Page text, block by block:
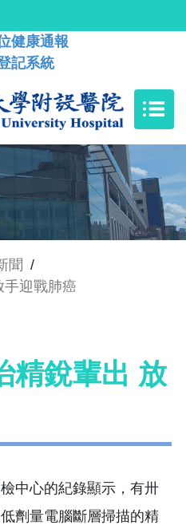
健康通報
記系統
聞 /
手迎戰肺癌
精銳輩出 放
中心的紀錄顯示，有卅
劑量電腦斷層掃描的精